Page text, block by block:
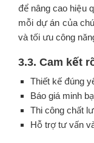
để nâng cao hiệu
mỗi dự án của
và tối ưu công
3.3. Cam kết
Thiết kế đúng
Báo giá minh
Thi công chất
Hỗ trợ tư vấn